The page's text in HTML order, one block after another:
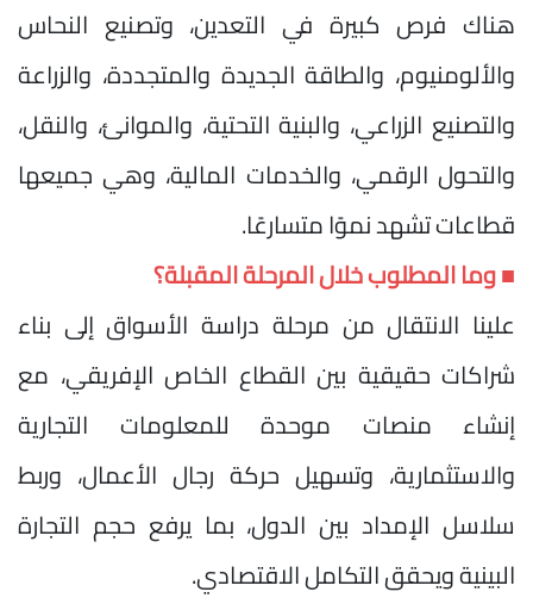
هناك فرص كبيرة في التعدين، وتصنيع النحاس
والألومنيوم، والطاقة الجديدة والمتجددة، والزراعة
والتصنيع الزراعي، والبنية التحتية، والموانئ، والنقل،
والتحول الرقمي، والخدمات المالية، وهي جميعها
قطاعات تشهد نموًا متسارعًا.
■ وما المطلوب خلال المرحلة المقبلة؟
علينا الانتقال من مرحلة دراسة الأسواق إلى بناء
شراكات حقيقية بين القطاع الخاص الإفريقي، مع
إنشاء منصات موحدة للمعلومات التجارية
والاستثمارية، وتسهيل حركة رجال الأعمال، وربط
سلاسل الإمداد بين الدول، بما يرفع حجم التجارة
البينية ويحقق التكامل الاقتصادي.